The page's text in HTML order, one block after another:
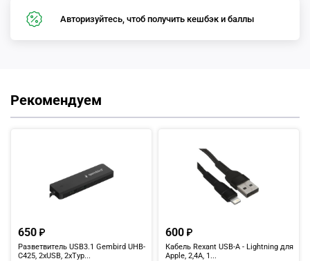
Авторизуйтесь, чтоб получить кешбэк и баллы
Рекомендуем
650
Разветвитель USB3.1 Gembird UHB-
C425, 2xUSB, 2xTyp...
600
Кабель Rexant USB-A - Lightning для
Apple, 2,4А, 1...